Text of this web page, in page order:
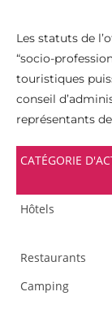
Les statuts de
“socio-
touristiques
conseil
représentants
CATÉGORIE
Hôtels
Restaurants
Camping